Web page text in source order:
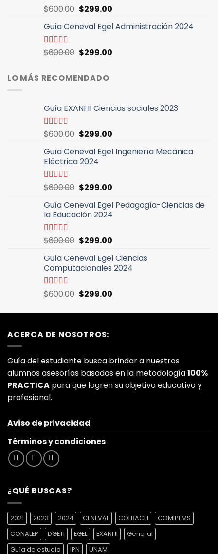
$600.00.$299.00.
Valorado
con
5
$600.00 El
original
$600.00.
$299.00El
actual
$299.00.
Guía Ceneval Egel Administración 2024
Valorado
con
$600.00 El
original
era:
$299.00El
LO MÁS RECOMENDADO
Guía EXANI II Ciencias sociales 2023
Valorado
con
5
$600.00 El
original
era:
$299.00El
actual
Guía Ceneval Egel Ingeniería Mecánica
Eléctrica 2024
Valorado
con
5
$600.00 El
original
era:
$299.00El
actual
es:
Guía Ceneval Egel Pedagogía-Ciencias de
la Educación 2024
Valorado
con
5
$600.00 El
original
era:
$299.00El
actual
es:
Guía Ceneval Egel Ciencias
Computacionales 2024
Valorado
con
$600.00 El
original
$600.00.
$299.00El
actual
ACERCA DE NOSOTROS:
Guía del estudiante busca brindar a nuestros
alumnos asesorías basadas en la metodología100%
PRACTICA para que logren su objetivo educativo y
profesional.
Aviso de privacidad
Términos y condiciones
¿QUÉ BUSCAS?
2021 2023 2024 CENEVAL COLBACH
COMIPEMS
CONALEP
DGETI EGEL EXANI II
General
Guía de estudio
IPN UNAM